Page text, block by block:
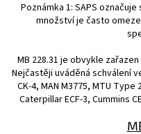
Poznámka 1: SAPS
množství je často
MB 228.31 je obvykle
Nejčastěji uváděná schválení
CK-4, MAN M3775, MTU Type
Caterpillar ECF-3, Cummins